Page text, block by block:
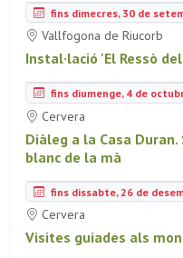
fins dimecres, 30 de
Vallfogona de Riucorb
Instal·lació 'El Ressò
fins diumenge, 4 de
Cervera
Diàleg a la Casa
blanc de la mà
fins dissabte, 26 de
Cervera
Visites guiades als